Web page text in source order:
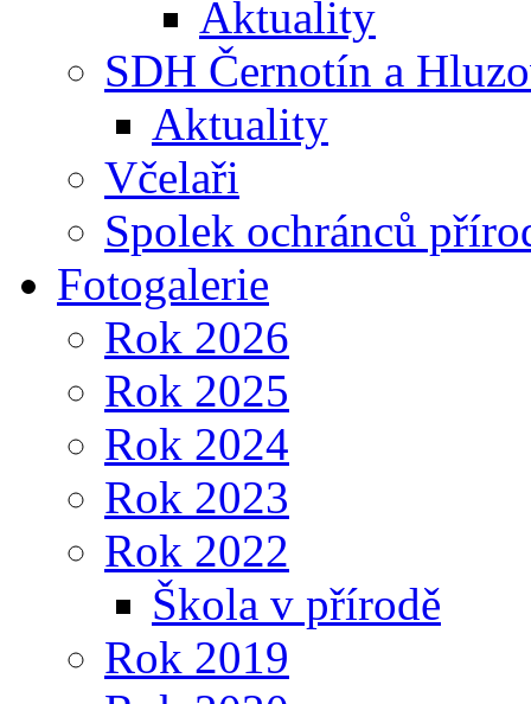
Aktuality
SDH Černotín a
Aktuality
Včelaři
Spolek ochránců
Fotogalerie
Rok 2026
Rok 2025
Rok 2024
Rok 2023
Rok 2022
Škola v přírodě
Rok 2019